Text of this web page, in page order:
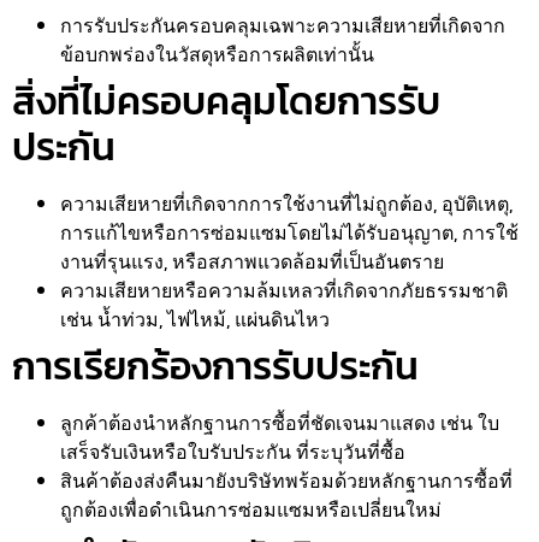
การรับประกันครอบคลุมเฉพาะความเสียหายที่เกิดจาก
ข้อบกพร่องในวัสดุหรือการผลิตเท่านั้น
สิ่งที่ไม่ครอบคลุมโดยการรับ
ประกัน
ความเสียหายที่เกิดจากการใช้งานที่ไม่ถูกต้อง, อุบัติเหตุ,
การแก้ไขหรือการซ่อมแซมโดยไม่ได้รับอนุญาต, การใช้
งานที่รุนแรง, หรือสภาพแวดล้อมที่เป็นอันตราย
ความเสียหายหรือความล้มเหลวที่เกิดจากภัยธรรมชาติ
เช่น น้ำท่วม, ไฟไหม้, แผ่นดินไหว
การเรียกร้องการรับประกัน
ลูกค้าต้องนำหลักฐานการซื้อที่ชัดเจนมาแสดง เช่น ใบ
เสร็จรับเงินหรือใบรับประกัน ที่ระบุวันที่ซื้อ
สินค้าต้องส่งคืนมายังบริษัทพร้อมด้วยหลักฐานการซื้อที่
ถูกต้องเพื่อดำเนินการซ่อมแซมหรือเปลี่ยนใหม่